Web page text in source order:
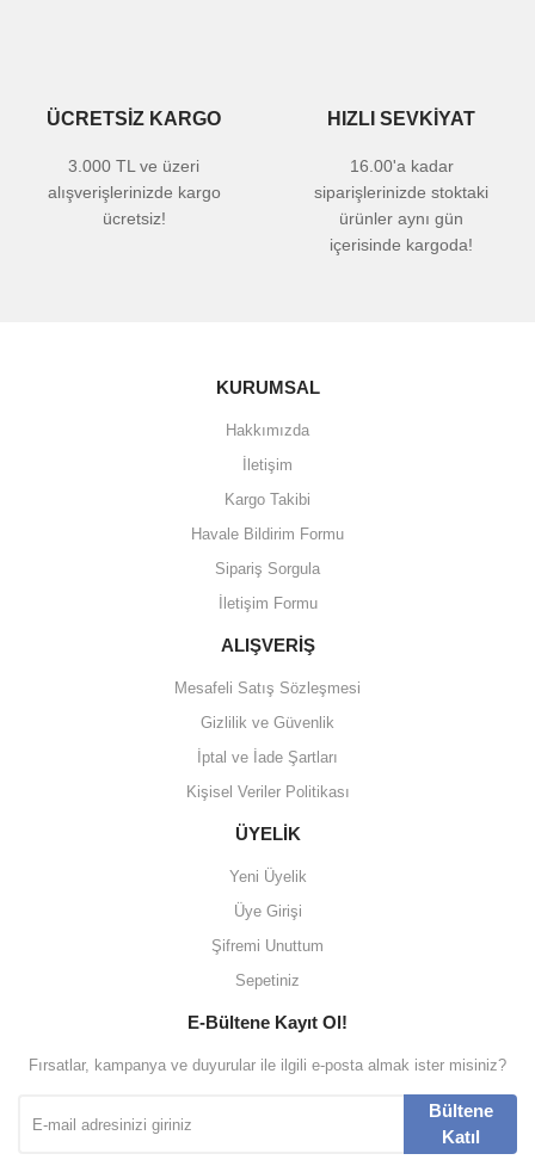
ÜCRETSİZ KARGO
3.000 TL ve üzeri
alışverişlerinizde kargo
ücretsiz!
HIZLI SEVKİYAT
16.00'a kadar
siparişlerinizde stoktaki
ürünler aynı gün
içerisinde kargoda!
KURUMSAL
Hakkımızda
İletişim
Kargo Takibi
Havale Bildirim Formu
Sipariş Sorgula
İletişim Formu
ALIŞVERİŞ
Mesafeli Satış Sözleşmesi
Gizlilik ve Güvenlik
İptal ve İade Şartları
Kişisel Veriler Politikası
ÜYELİK
Yeni Üyelik
Üye Girişi
Şifremi Unuttum
Sepetiniz
E-Bültene Kayıt Ol!
Fırsatlar, kampanya ve duyurular ile ilgili e-posta almak ister misiniz?
Bültene
Katıl